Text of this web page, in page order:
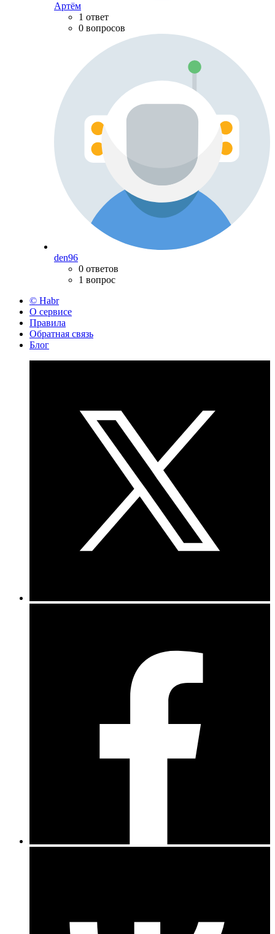
Артём
1 ответ
0 вопросов
den96
0 ответов
1 вопрос
© Habr
О сервисе
Правила
Обратная связь
Блог